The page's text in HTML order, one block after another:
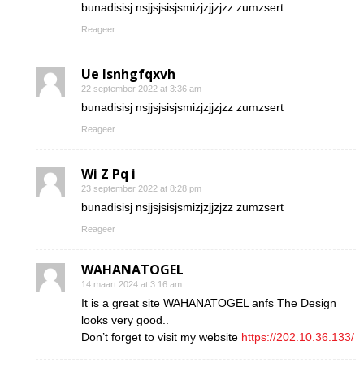
bunadisisj nsjjsjsisjsmizjzjjzjzz zumzsert
Reageer
Ue lsnhgfqxvh
22 september 2022 at 3:36 am
bunadisisj nsjjsjsisjsmizjzjjzjzz zumzsert
Reageer
Wi Z Pq i
23 september 2022 at 8:28 pm
bunadisisj nsjjsjsisjsmizjzjjzjzz zumzsert
Reageer
WAHANATOGEL
14 maart 2024 at 3:16 am
It is a great site WAHANATOGEL anfs The Design
looks very good..
Don’t forget to visit my website https://202.10.36.133/